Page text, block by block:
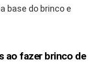
base do brinco e
ao fazer brinco de